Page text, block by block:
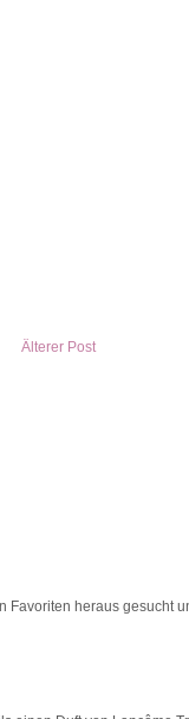
Älterer Post
Favoriten heraus gesucht